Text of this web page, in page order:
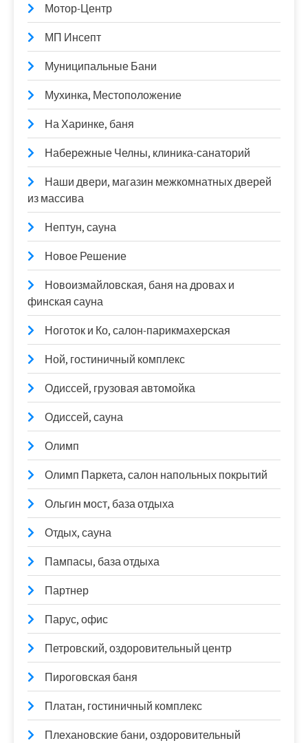
Мотор-Центр
МП Инсепт
Муниципальные Бани
Мухинка, Местоположение
На Харинке, баня
Набережные Челны, клиника-санаторий
Наши двери, магазин межкомнатных дверей
из массива
Нептун, сауна
Новое Решение
Новоизмайловская, баня на дровах и
финская сауна
Ноготок и Ко, салон-парикмахерская
Ной, гостиничный комплекс
Одиссей, грузовая автомойка
Одиссей, сауна
Олимп
Олимп Паркета, салон напольных покрытий
Ольгин мост, база отдыха
Отдых, сауна
Пампасы, база отдыха
Партнер
Парус, офис
Петровский, оздоровительный центр
Пироговская баня
Платан, гостиничный комплекс
Плехановские бани, оздоровительный